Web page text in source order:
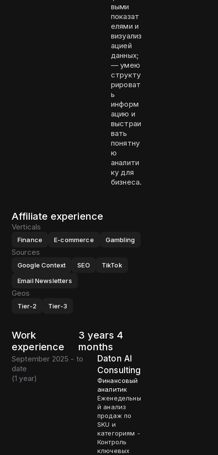
выми
показат
елями и
визуализ
ацией
данных;
— умею
структу
рироват
ь
информ
ацию и
выстраи
вать
понятну
ю
аналити
ку для
бизнеса.
Affiliate experience
Verticals
Finance E-commerce Gambling
Sources
Google Context SEO
TikTok
Email Newsletters
Geos
Tier-2 Tier-3
Work
experience
3 years 4
months
September 2025 - to
date
(1 year)
Daton AI
Consulting
Финансовый
аналитик
Еженедельны
й анализ
продаж по
SKU и
категориям -
Контроль
ключевых